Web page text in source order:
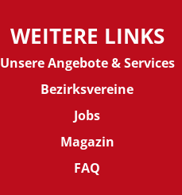
WEITERE LINKS
Unsere Angebote & Services
Bezirksvereine
Jobs
Magazin
FAQ